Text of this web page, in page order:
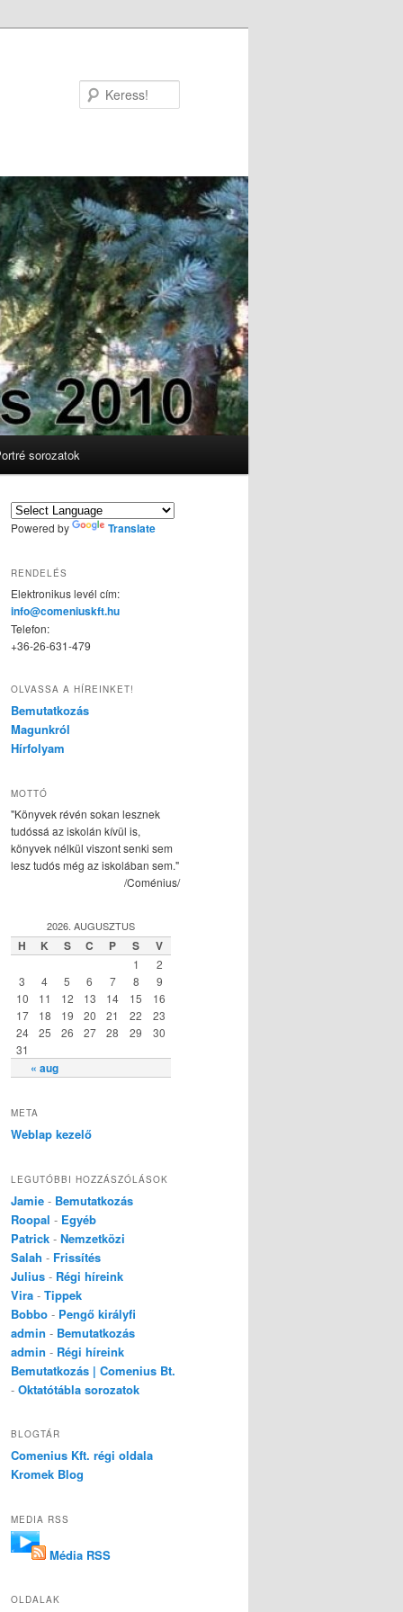
sorozatok
Powered by Translate
RENDELÉS
Elektronikus levél cím:
info@comeniuskft.hu
Telefon:
+36-26-631-479
OLVASSA A HÍREINKET!
Bemutatkozás
Magunkról
Hírfolyam
MOTTÓ
"Könyvek révén sokan lesznek
tudóssá az iskolán kívül is,
könyvek nélkül viszont senki sem
lesz tudós még az iskolában sem."
/Coménius/
2026. AUGUSZTUS
H K S C P S V
« aug
1
2
3
4 5 6 7 8
9
10
11 12 13 14 15
16
17
18 19 20 21 22
23
24
25 26 27 28 29
30
31
META
Weblap kezelő
LEGUTÓBBI HOZZÁSZÓLÁSOK
Jamie - Bemutatkozás
Roopal - Egyéb
Patrick - Nemzetközi
Salah - Frissítés
Julius - Régi híreink
Vira - Tippek
Bobbo - Pengő királyfi
admin - Bemutatkozás
admin - Régi híreink
Bemutatkozás | Comenius Bt.
- Oktatótábla sorozatok
BLOGTÁR
Comenius Kft. régi oldala
Kromek Blog
MEDIA RSS
Média RSS
OLDALAK